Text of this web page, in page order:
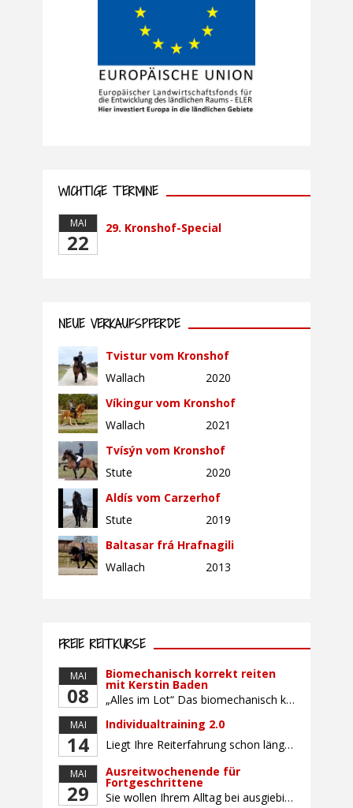
WICHTIGE TERMINE
MAI
22
29. Kronshof-Special
NEUE VERKAUFSPFERDE
Tvistur vom Kronshof
Wallach
2020
Víkingur vom Kronshof
Wallach
2021
Tvísýn vom Kronshof
Stute
2020
Aldís vom Carzerhof
Stute
2019
Baltasar frá Hrafnagili
Wallach
2013
FREIE REITKURSE
MAI
08
Biomechanisch korrekt reiten
mit Kerstin Baden
„Alles im Lot“ Das biomechanisch korrekte Reiten vereint viele wichtige Erkenntnisse der Reitkunst und der Physiologie von Pferd und Reiter miteinander. Ziel ist die größtmögliche Symmetrie des Reiters, denn erst wenn „alles im Lot“ ist, kann das Pferd den Reiter ausbalanciert und losgelassen tragen. Dafür muss der Reiter lernen, die Reaktionen seines Pferdes auf seinen […]
MAI
14
Individualtraining 2.0
Liegt Ihre Reiterfahrung schon länger zurück oder fühlen Sie sich noch nicht richtig fit? Oder sind Sie bereits ein sicherer Reiter und freuen sich auf weiterführenden Unterricht? Training für Reiter:innen mit unterschiedlicher Reiterfahrung, auf die Wünsche und Kenntnisse des Einzelnen abgestimmt. Ein abwechslungsreiches Programm mit individuellem Reitunterricht mit unterschiedlichen Schwerpunkten und für Fortgeschrittene auch mit […]
MAI
29
Ausreitwochenende für
Fortgeschrittene
Sie wollen Ihrem Alltag bei ausgiebigen Ritten durch unser wunderschönes Gelände entfliehen? Dann ist das Ausreitwochenende genau das Richtige. Geübte und sichere Reiter und Reiterinnen genießen die herrliche Natur unter erfahrener Rittführung. Teilnahme mit Leih- oder eigenem Pferd möglich. Mindestteilnehmerzahl: 5 Personen